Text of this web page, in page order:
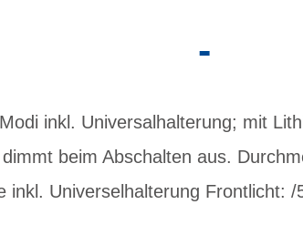
-
inkl. Universalhalterung; mit
beim Abschalten aus.
inkl. Universelhalterung Frontlicht: /